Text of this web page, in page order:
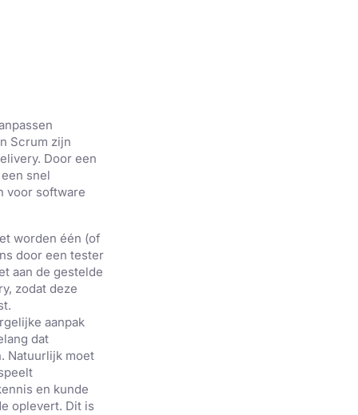
Scrum zijn
Door een
snel
voor software
worden één (of
door een tester
aan de gestelde
zodat deze
aanpak
dat
Natuurlijk moet
en kunde
oplevert. Dit is